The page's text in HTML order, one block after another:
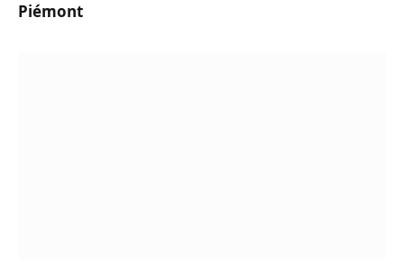
Piémont